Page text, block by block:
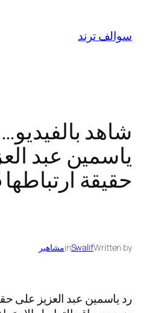
المحتوى
سوالف ترند
شاهد
ياسمين عبد
حقيقة ارتباطها 2025
Written by
Swalif
inمشاهير
رد ياسمين عبد العزيز على